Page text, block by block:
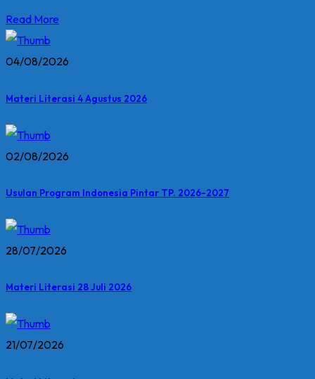
Read More
04/08/2026
Materi Literasi 4 Agustus 2026
02/08/2026
Usulan Program Indonesia Pintar TP. 2026-2027
28/07/2026
Materi Literasi 28 Juli 2026
21/07/2026